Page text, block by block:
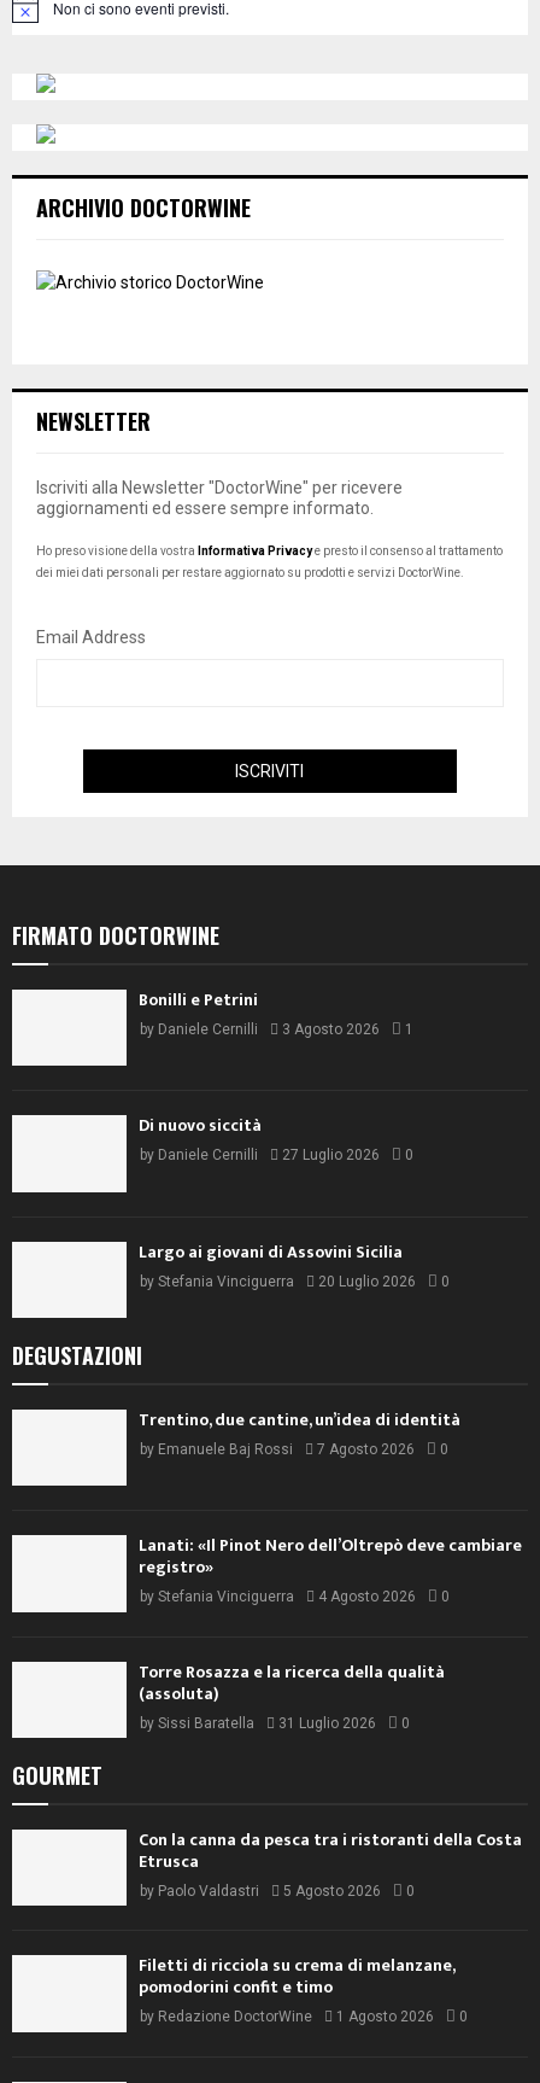
N
Non ci sono eventi previsti.
ARCHIVIO DOCTORWINE
NEWSLETTER
Iscriviti alla Newsletter "DoctorWine" per ricevere
aggiornamenti ed essere sempre informato.
Ho preso visione della vostra Informativa Privacye presto il consenso al trattamento
dei miei dati personali per restare aggiornato su prodotti e servizi DoctorWine.
Email Address
FIRMATO DOCTORWINE
Bonilli e Petrini
by Daniele Cernilli 3 Agosto 2026 1
Di nuovo siccità
by Daniele Cernilli 27 Luglio 2026 0
Largo ai giovani di Assovini Sicilia
by Stefania Vinciguerra 20 Luglio 2026 0
DEGUSTAZIONI
Trentino, due cantine, un’idea di identità
by Emanuele Baj Rossi 7 Agosto 2026 0
Lanati: «Il Pinot Nero dell’Oltrepò deve cambiare
registro»
by Stefania Vinciguerra 4 Agosto 2026 0
Torre Rosazza e la ricerca della qualità
(assoluta)
by Sissi Baratella 31 Luglio 2026 0
GOURMET
Con la canna da pesca tra i ristoranti della Costa
Etrusca
by Paolo Valdastri 5 Agosto 2026 0
Filetti di ricciola su crema di melanzane,
pomodorini confit e timo
by Redazione DoctorWine 1 Agosto 2026 0